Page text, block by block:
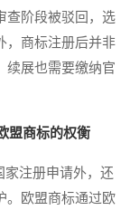
查阶段被驳回，选
，商标注册后并非
续展也需要缴纳官
盟商标的权衡
注册申请外，还
。欧盟商标通过欧